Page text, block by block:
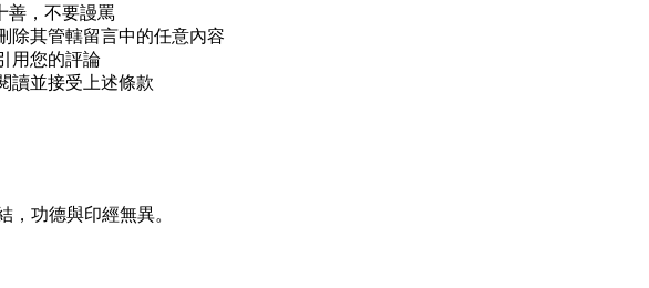
善，不要謾罵
除其管轄留言中的任意內容
用您的評論
讀並接受上述條款
，功德與印經無異。